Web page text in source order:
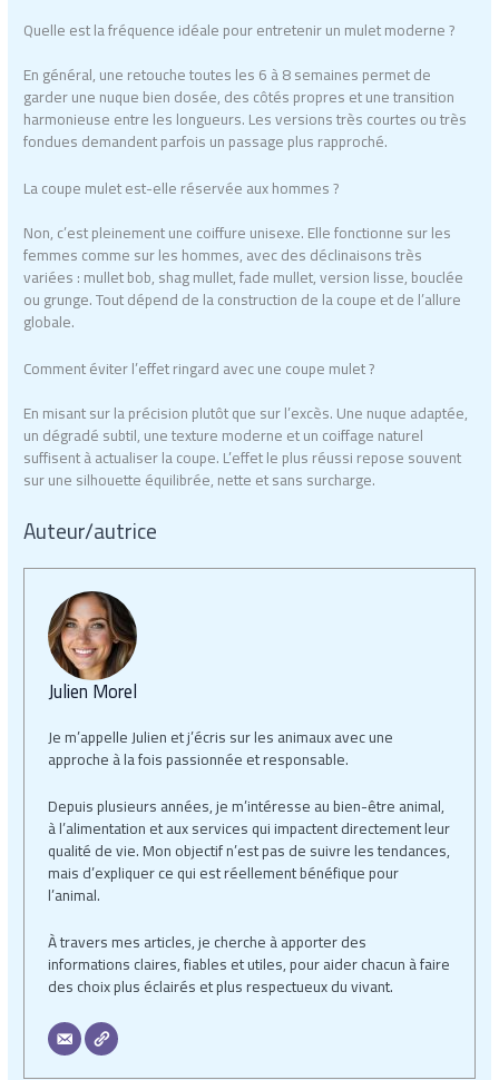
Quelle est la fréquence idéale pour entretenir un mulet moderne ?
En général, une retouche toutes les 6 à 8 semaines permet de
garder une nuque bien dosée, des côtés propres et une transition
harmonieuse entre les longueurs. Les versions très courtes ou très
fondues demandent parfois un passage plus rapproché.
La coupe mulet est-elle réservée aux hommes ?
Non, c’est pleinement une coiffure unisexe. Elle fonctionne sur les
femmes comme sur les hommes, avec des déclinaisons très
variées : mullet bob, shag mullet, fade mullet, version lisse, bouclée
ou grunge. Tout dépend de la construction de la coupe et de l’allure
globale.
Comment éviter l’effet ringard avec une coupe mulet ?
En misant sur la précision plutôt que sur l’excès. Une nuque adaptée,
un dégradé subtil, une texture moderne et un coiffage naturel
suffisent à actualiser la coupe. L’effet le plus réussi repose souvent
sur une silhouette équilibrée, nette et sans surcharge.
Auteur/autrice
Julien Morel
Je m’appelle Julien et j’écris sur les animaux avec une
approche à la fois passionnée et responsable.
Depuis plusieurs années, je m’intéresse au bien-être animal,
à l’alimentation et aux services qui impactent directement leur
qualité de vie. Mon objectif n’est pas de suivre les tendances,
mais d’expliquer ce qui est réellement bénéfique pour
l’animal.
À travers mes articles, je cherche à apporter des
informations claires, fiables et utiles, pour aider chacun à faire
des choix plus éclairés et plus respectueux du vivant.